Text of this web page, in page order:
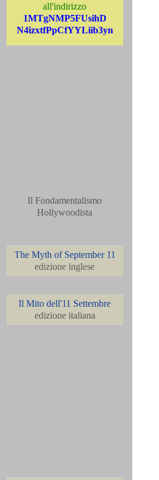
all'indirizzo
1MTgNMP5FUsihD
N4izxtfPpCfYYLiib3yn
Il Fondamentalismo
Hollywoodista
The Myth of September 11
edizione inglese
Il Mito dell'11 Settembre
edizione italiana